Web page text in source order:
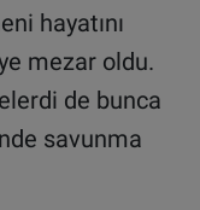
hayatını
mezar oldu.
de bunca
savunma